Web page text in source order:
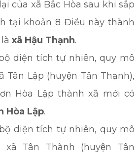
của xã Bắc Hòa sau khi sắp
tại khoản 8 Điều này thành
xã Hậu Thạnh.
diện tích tự nhiên, quy mô
Tân Lập (huyện Tân Thạnh),
Hòa Lập thành xã mới có
Hòa Lập.
diện tích tự nhiên, quy mô
Tân Thành (huyện Tân